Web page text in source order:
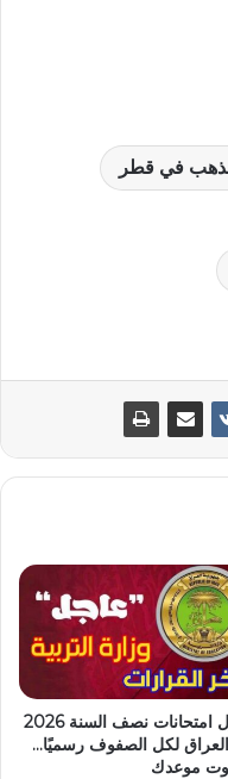
في قطر
جدول امتحانات نصف السنة 2026
لكل الصفوف رسميًا…
موعدك